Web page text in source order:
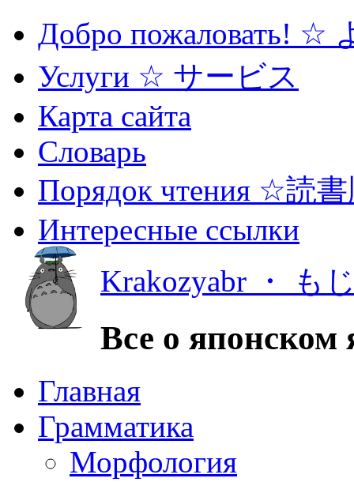
Добро пожаловать! ☆
Услуги ☆ サービス
Карта сайта
Словарь
Порядок чтения ☆読
Интересные ссылки
Krakozyabr ・ も
Все о японском
Главная
Грамматика
Морфология